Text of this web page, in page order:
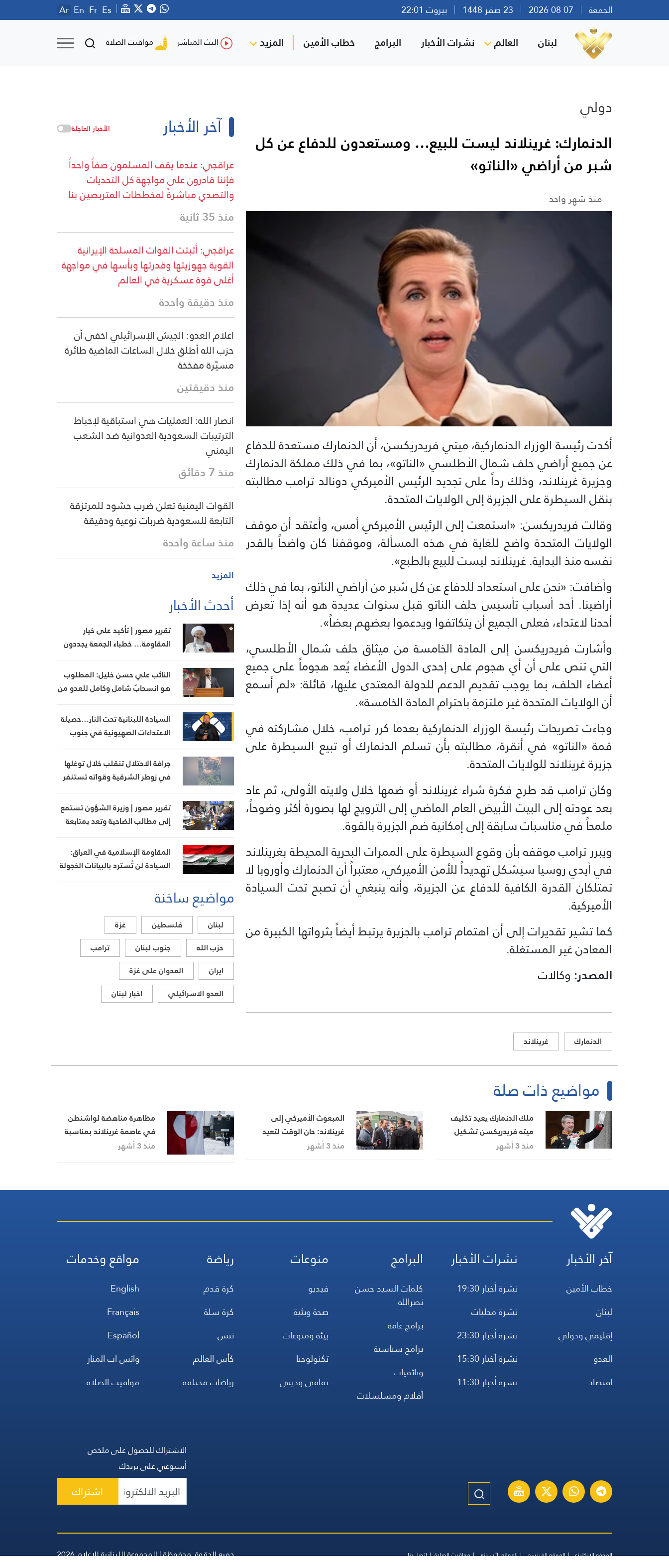
الجمعة بيروت 22:01 Ar En Fr Es
لبنان العالم نشرات الأخبار البرامج خطاب الأمين المزيد البث المباشر مواقيت الصلاة
دولي
الدنمارك: غرينلاند ليست للبيع… ومستعدون للدفاع عن كل
شبر من أراضي «الناتو»
منذ شهر واحد
أكدت رئيسة الوزراء الدنماركية، ميتي فريدريكسن، أن الدنمارك مستعدة للدفاع
عن جميع أراضي حلف شمال الأطلسي «الناتو»، بما في ذلك مملكة الدنمارك
وجزيرة غرينلاند، وذلك رداً على تجديد الرئيس الأميركي دونالد ترامب مطالبته
بنقل السيطرة على الجزيرة إلى الولايات المتحدة.
وقالت فريدريكسن: «استمعت إلى الرئيس الأميركي أمس، وأعتقد أن موقف
الولايات المتحدة واضح للغاية في هذه المسألة، وموقفنا كان واضحاً بالقدر
نفسه منذ البداية. غرينلاند ليست للبيع بالطبع».
وأضافت: «نحن على استعداد للدفاع عن كل شبر من أراضي الناتو، بما في ذلك
أراضينا. أحد أسباب تأسيس حلف الناتو قبل سنوات عديدة هو أنه إذا تعرض
أحدنا لاعتداء، فعلى الجميع أن يتكاتفوا ويدعموا بعضهم بعضاً».
وأشارت فريدريكسن إلى المادة الخامسة من ميثاق حلف شمال الأطلسي،
التي تنص على أن أي هجوم على إحدى الدول الأعضاء يُعد هجوماً على جميع
أعضاء الحلف، بما يوجب تقديم الدعم للدولة المعتدى عليها، قائلة: «لم أسمع
أن الولايات المتحدة غير ملتزمة باحترام المادة الخامسة».
وجاءت تصريحات رئيسة الوزراء الدنماركية بعدما كرر ترامب، خلال مشاركته في
قمة «الناتو» في أنقرة، مطالبته بأن تسلم الدنمارك أو تبيع السيطرة على
جزيرة غرينلاند للولايات المتحدة.
وكان ترامب قد طرح فكرة شراء غرينلاند أو ضمها خلال ولايته الأولى، ثم عاد
بعد عودته إلى البيت الأبيض العام الماضي إلى الترويج لها بصورة أكثر وضوحاً،
ملمحاً في مناسبات سابقة إلى إمكانية ضم الجزيرة بالقوة.
ويبرر ترامب موقفه بأن وقوع السيطرة على الممرات البحرية المحيطة بغرينلاند
في أيدي روسيا سيشكل تهديداً للأمن الأميركي، معتبراً أن الدنمارك وأوروبا لا
تمتلكان القدرة الكافية للدفاع عن الجزيرة، وأنه ينبغي أن تصبح تحت السيادة
الأميركية.
كما تشير تقديرات إلى أن اهتمام ترامب بالجزيرة يرتبط أيضاً بثرواتها الكبيرة من
المعادن غير المستغلة.
المصدر: وكالات
الدنمارك غرينلاند
آخر الأخبار الأخبار العاجلة
عراقجي: عندما يقف المسلمون صفاً واحداً
فإننا قادرون على مواجهة كل التحديات
والتصدي مباشرةً لمخططات المتربصين بنا
منذ 35 ثانية
عراقجي: أثبتت القوات المسلحة الإيرانية
القوية جهوزيتها وقدرتها وبأسها في مواجهة
أغلى قوة عسكرية في العالم
منذ دقيقة واحدة
اعلام العدو: الجيش الإسرائيلي اخفى أن
حزب الله أطلق خلال الساعات الماضية طائرة
مسيّرة مفخخة
منذ دقيقتين
انصار الله: العمليات هي استباقية لإحباط
الترتيبات السعودية العدوانية ضد الشعب
اليمني
منذ 7 دقائق
القوات اليمنية تعلن ضرب حشود للمرتزقة
التابعة للسعودية ضربات نوعية ودقيقة
منذ ساعة واحدة
المزيد
أحدث الأخبار
تقرير مصور | تأكيد على خيار
المقاومة… خطباء الجمعة يجددون
النائب علي حسن خليل: المطلوب
هو انسحابٌ شامل وكامل للعدو من
السيادة اللبنانية تحت النار…حصيلة
الاعتداءات الصهيونية في جنوب
جرافة الاحتلال تنقلب خلال توغلها
في زوطر الشرقية وقواته تستنفر
تقرير مصور | وزيرة الشؤون تستمع
إلى مطالب الضاحية وتعد بمتابعة
المقاومة الإسلامية في العراق:
السيادة لن تُسترد بالبيانات الخجولة
مواضيع ساخنة
لبنان فلسطين
غزة
حزب الله
جنوب لبنان
ترامب
ايران
العدوان على غزة
العدو الاسرائيلي
اخبار لبنان
مواضيع ذات صلة
ملك الدنمارك يعيد تكليف
ميته فريدريكسن تشكيل
الحكومة بعد فشل محاولتين
منذ 3 أشهر
المبعوث الأميركي إلى
غرينلاند: حان الوقت لتعيد
واشنطن بصمتها في الجزيرة
منذ 3 أشهر
مظاهرة مناهضة لواشنطن
في عاصمة غرينلاند بمناسبة
تدشين القنصلية الأمريكية
منذ 3 أشهر
آخر الأخبار
خطاب الأمين
لبنان
إقليمي ودولي
العدو
اقتصاد
نشرات الأخبار
نشرة أخبار 19:30
نشرة محليات
نشرة أخبار 23:30
نشرة أخبار 15:30
نشرة أخبار 11:30
البرامج
كلمات السيد حسن
نصرالله
برامج عامة
برامج سياسية
وثائقيات
أفلام ومسلسلات
منوعات
فيديو
صحة وبئية
بيئة ومنوعات
تكنولوجيا
ثقافي وديني
رياضة
كرة قدم
كرة سلة
تنس
كأس العالم
رياضات مختلفة
مواقع وخدمات
English
Français
Español
واتس اب المنار
مواقيت الصلاة
الاشتراك للحصول على ملخص
أسبوعي على بريدك
اشتراك
الموقع الإنكليزي الموقع الفرنسي الموقع الأسباني مواقيت الصلاة اتصل بنا جميع الحقوق محفوظة | المجموعة اللبنانية للإعلام 2026